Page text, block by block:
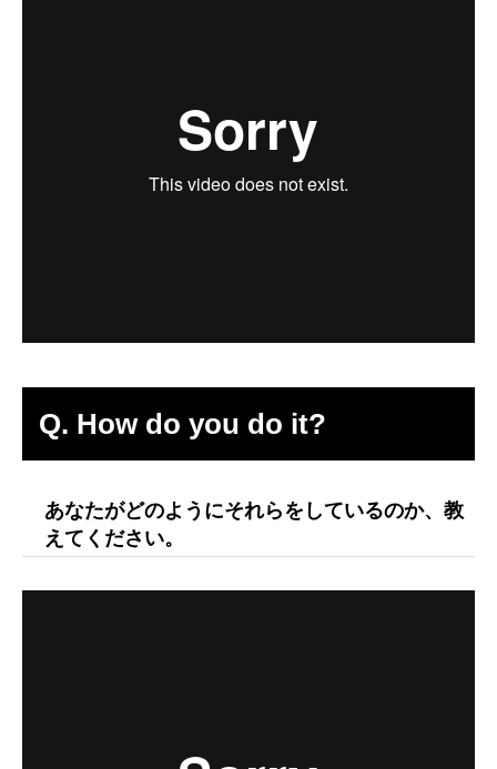
Q. How do you do it?
あなたがどのようにそれらをしているのか、教
えてください。